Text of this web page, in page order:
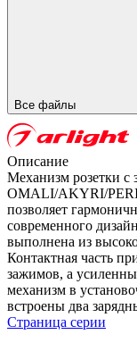
Все файлы
Описание
Механизм розетки с
OMALI/AKYRI/
позволяет
современного
выполнена из
Контактная часть
зажимов, а
механизм в
встроены два
Страница серии